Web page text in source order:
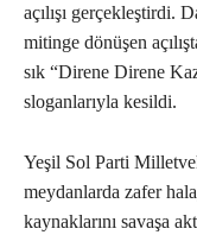
açılışı gerçekleştirdi.
mitinge dönüşen
sık “Direne Direne
sloganlarıyla kesildi.
Yeşil Sol Parti
meydanlarda zafer
kaynaklarını savaşa